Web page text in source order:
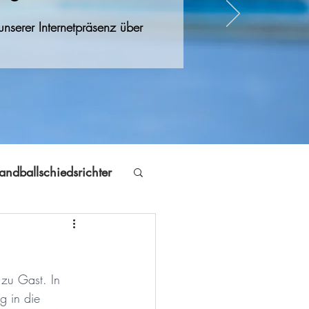
Internetpräsenz über
Jugendfreizeit
Volleyball
Gast. In
in die